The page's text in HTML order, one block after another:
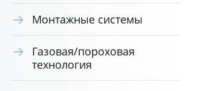
мобильных телефонов и
электроники Cr-V чехол
Монтажные системы
Газовая/пороховая
технология